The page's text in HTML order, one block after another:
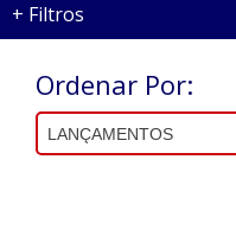
+ Filtros
Ordenar Por: